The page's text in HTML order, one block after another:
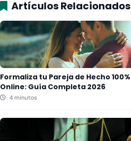
Artículos Relacionados
Formaliza tu Pareja de Hecho 100%
Online: Guía Completa 2026
4 minutos